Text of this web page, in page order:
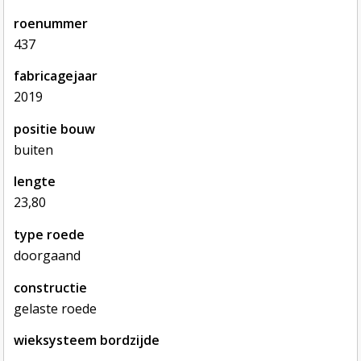
roenummer
437
fabricagejaar
2019
positie bouw
buiten
lengte
23,80
type roede
doorgaand
constructie
gelaste roede
wieksysteem bordzijde